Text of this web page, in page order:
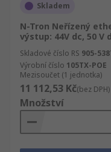
Skladem
N-Tron Neřízený
výstup: 44V dc, 50 V
Skladové číslo RS 905-
Výrobní číslo 105TX-POE
Mezisoučet (1 jednotka)
11 112,53 Kč(bez DPH)
Množství